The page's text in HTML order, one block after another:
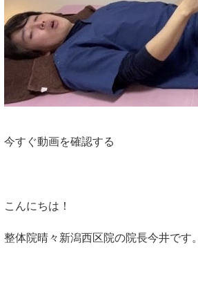
今すぐ動画を確認する
こんにちは！
整体院晴々新潟西区院の院長今井です。